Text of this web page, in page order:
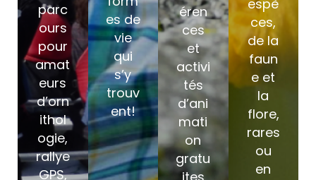
parc
ours
pour
amat
eurs
d’orn
ithol
ogie,
rallye
GPS,
es de
vie
qui
s’y
trouv
ent!
éren
ces
et
activi
tés
d’ani
mati
on
gratu
espè
ces,
de la
faun
e et
la
flore,
rares
ou
en